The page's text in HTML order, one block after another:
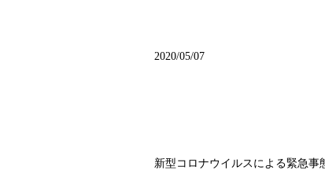
2020/05/07
新型コロナウイルスによる緊急